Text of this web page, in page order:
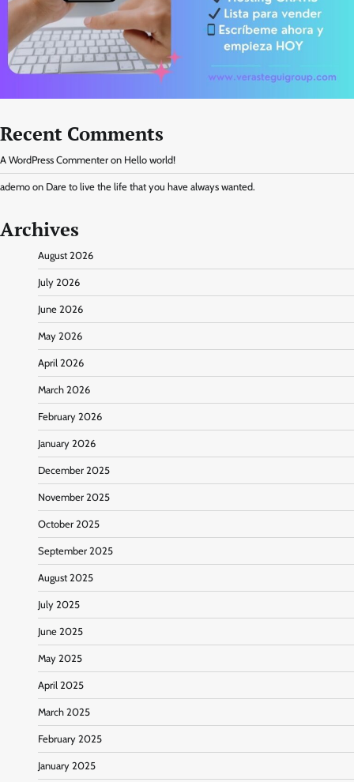
Recent Comments
A WordPress Commenter on Hello world!
ademo on Dare to live the life that you have always wanted.
Archives
August 2026
July 2026
June 2026
May 2026
April 2026
March 2026
February 2026
January 2026
December 2025
November 2025
October 2025
September 2025
August 2025
July 2025
June 2025
May 2025
April 2025
March 2025
February 2025
January 2025